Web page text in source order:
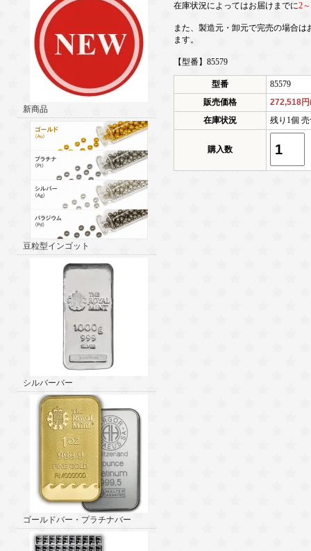
新商品
豆粒型インゴット
シルバーバー
ゴールドバー・プラチナバー
在庫状況によってはお届けまでに2
また、製造元・卸元で完売の場合
ます。
【型番】85579
型番
85579
販売価格
272,518
在庫状況
残り1個
購入数